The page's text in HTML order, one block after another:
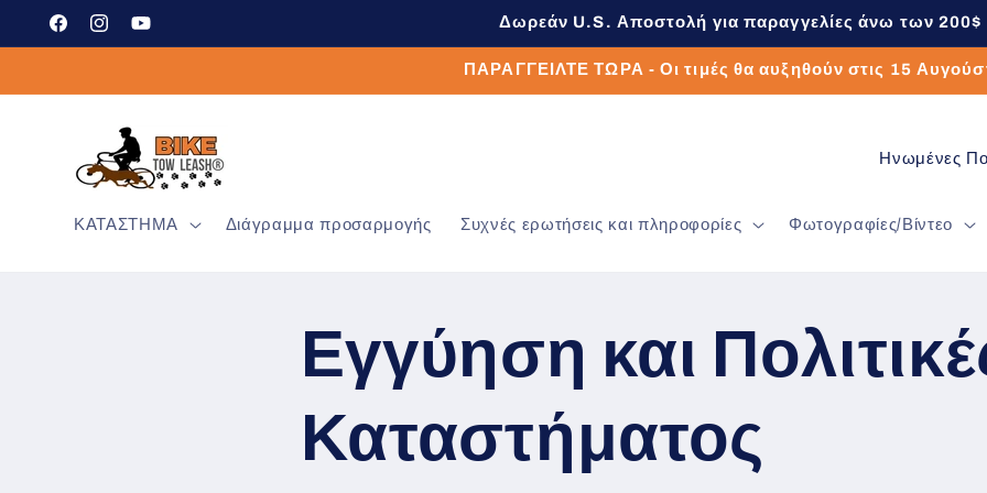
μετάβαση
FacebookInstagramYouTube
Δωρεάν U.S. Αποστολή για παραγγελίες άνω των 200$
ΠΑΡΑΓΓΕΙΛΤΕ ΤΩΡΑ - Οι τιμές θα αυξηθούν στις 15
ΚΑΤΑΣΤΗΜΑ Διάγραμμα προσαρμογής Συχνές ερωτήσεις και πληροφορίες Φωτογραφίες/Βίντεο
Χ
ρ
π
ε
Εγγύηση και
Καταστήματος